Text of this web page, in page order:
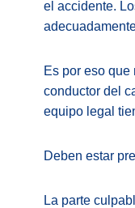
el accidente.
Es por eso
conductor del
equipo legal
Deben estar
La parte